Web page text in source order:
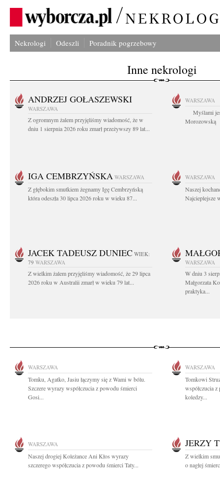
Nekrologi Odeszli Poradnik pogrzebowy
Inne nekrologi
ANDRZEJ GOŁASZEWSKI
WARSZAWA
Z ogromnym żalem przyjęliśmy wiadomość, że w
dniu 1 sierpnia 2026 roku zmarł przeżywszy 89 lat...
WARSZAWA
Myślami
Morozowską
IGA CEMBRZYŃSKA WARSZAWA
Z głębokim smutkiem żegnamy Igę Cembrzyńską
która odeszła 30 lipca 2026 roku w wieku 87...
WARSZAWA
Naszej
Najcieplejsze
JACEK TADEUSZ DUNIEC WIEK:
79 WARSZAWA
Z wielkim żalem przyjęliśmy wiadomość, że 29 lipca
2026 roku w Australii zmarł w wieku 79 lat...
WARSZAWA
W dniu 3
Małgorzata
praktyka...
WARSZAWA
Tomku, Agatko, Jasiu łączymy się z Wami w bólu.
Szczere wyrazy współczucia z powodu śmierci
Gosi...
WARSZAWA
Tomkowi
współczucia
koledzy...
WARSZAWA
Naszej drogiej Koleżance Ani Kłos wyrazy
szczerego współczucia z powodu śmierci Taty...
JERZY
Z wielkim
o nagłej